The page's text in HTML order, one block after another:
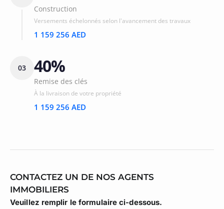
Construction
Versements échelonnés selon l'avancement des travaux
1 159 256 AED
03 40%
Remise des clés
À la livraison de votre propriété
1 159 256 AED
CONTACTEZ UN DE NOS AGENTS
IMMOBILIERS
Veuillez remplir le formulaire ci-dessous.